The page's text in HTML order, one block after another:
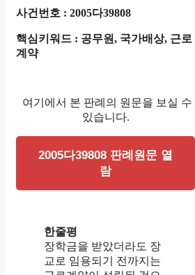
사건번호 : 2005다39808
핵심키워드 : 공무원, 국가배상, 근로
계약
여기에서 본 판례의 원문을 보실 수
있습니다.
2005다39808 판례원문 열
람
한줄평
장학금을 받았더라도 장
교로 임용되기 전까지는